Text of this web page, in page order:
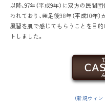
以降、97年（平成9年）に双方の民間
われており、発足後98年（平成10年
風習を肌で感じてもらうことを目
トしました。
（新規ウィ